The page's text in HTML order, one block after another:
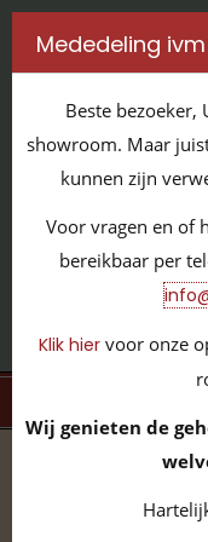
IT'S
GILDENSTRAAT
volledige
Mededeling
Beste bezoeker,
showroom. Maar
kunnen zijn
Voor vragen en of
bereikbaar per
Klik hier voor onze
Wij genieten de